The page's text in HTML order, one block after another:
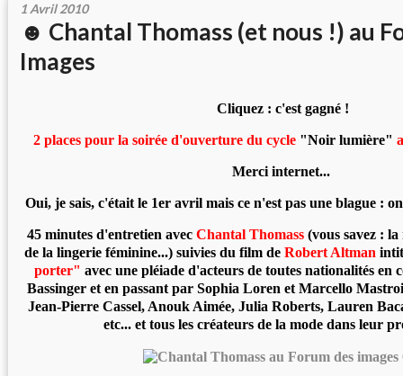
1 Avril 2010
☻ Chantal Thomass (et nous !) au
Images
Cliquez : c'est gagné !
2 places pour la soirée d'ouverture du cycle "Noir lumière"
Merci internet...
Oui, je sais, c'était le 1er avril mais ce n'est pas une blague :
45 minutes d'entretien avec Chantal Thomass (vous savez :
de la lingerie féminine...) suivies du film de Robert Altman
porter" avec une pléiade d'acteurs de toutes nationalités en
Bassinger et en passant par Sophia Loren et Marcello
Jean-Pierre Cassel, Anouk Aimée, Julia Roberts, Lauren
etc... et tous les créateurs de la mode dans leur